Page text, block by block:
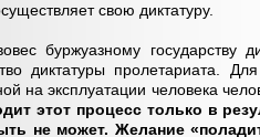
свою диктатуру.
буржуазному государству
диктатуры пролетариата.
на эксплуатации человека
этот процесс только в
не может. Желание